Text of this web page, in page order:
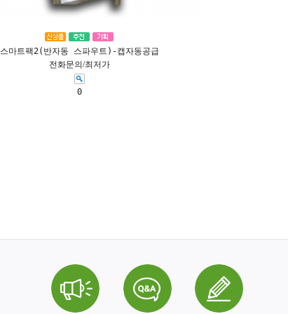
스마트팩2(반자동 스파우트)-캡자동공급
전화문의/최저가
0